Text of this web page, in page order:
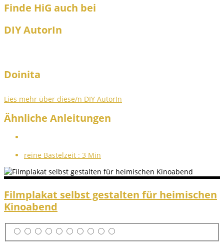
Finde HiG auch bei
DIY AutorIn
Doinita
Lies mehr über diese/n DIY AutorIn
Ähnliche Anleitungen
reine Bastelzeit : 3 Min
Filmplakat selbst gestalten für heimischen
Kinoabend